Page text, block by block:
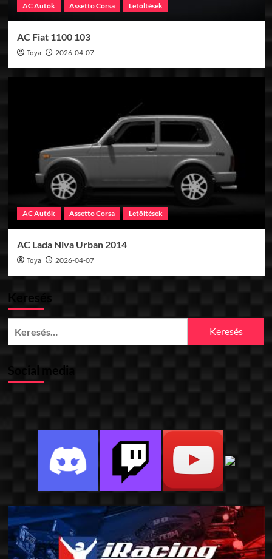
AC Autók Assetto Corsa Letöltések
AC Fiat 1100 103
Toya 2026-04-07
AC Autók Assetto Corsa Letöltések
AC Lada Niva Urban 2014
Toya 2026-04-07
Keresés
Social media